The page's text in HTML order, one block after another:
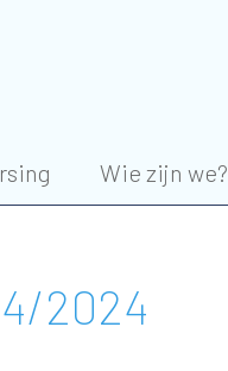
Wie zijn we?
2024